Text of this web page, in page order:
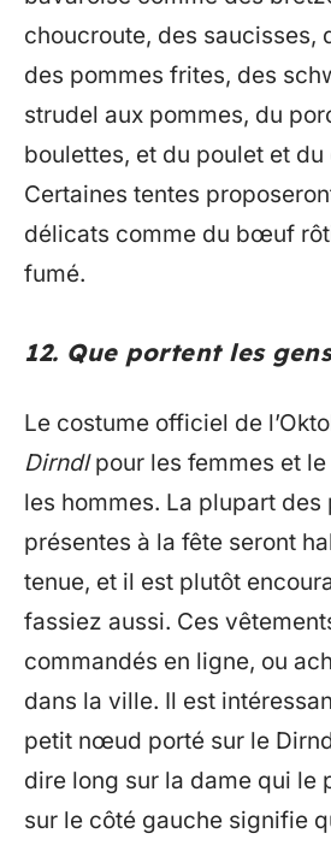
choucroute, des saucisses,
des pommes frites, des
strudel aux pommes, du
boulettes, et du poulet et
Certaines tentes
délicats comme du bœuf
fumé.
12. Que portent les
Le costume officiel de
Dirndlpour les femmes et le
les hommes. La plupart des
présentes à la fête seront
tenue, et il est plutôt
fassiez aussi. Ces
commandés en ligne, ou
dans la ville. Il est
petit nœud porté sur le
dire long sur la dame qui le
sur le côté gauche signifie